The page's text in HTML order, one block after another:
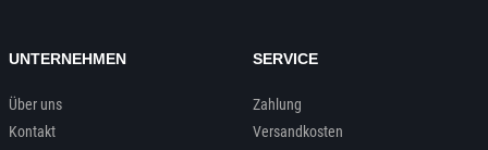
UNTERNEHMEN
Über uns
Kontakt
SERVICE
Zahlung
Versandkosten